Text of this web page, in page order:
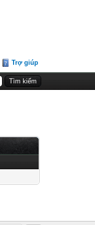
Trợ giúp